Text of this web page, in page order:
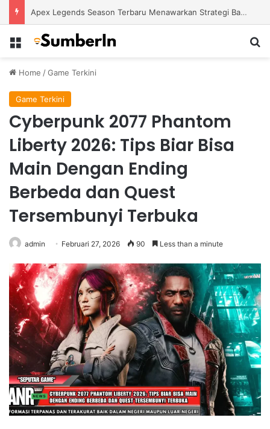
Apex Legends Season Terbaru Menawarkan Strategi Baru Melalui Kehadiran Legend Generasi Berikutnya
Menu
Home /Game Terkini
Game Terkini
Cyberpunk 2077 Phantom
Liberty 2026: Tips Biar Bisa
Main Dengan Ending
Berbeda dan Quest
Tersembunyi Terbuka
admin Februari 27, 2026 90 Less than a minute